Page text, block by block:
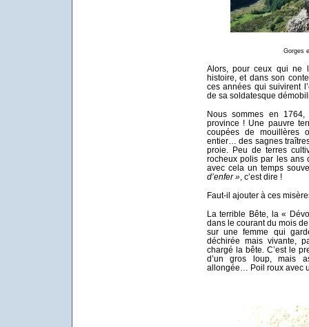
Gorges
Alors, pour ceux qui ne
histoire, et dans son
ces années qui suivirent
de sa soldatesque
Nous sommes en
province ! Une pauvre
coupées de mouillères
entier… des sagnes
proie. Peu de terres
rocheux polis par les ans
avec cela un temps
d’enfer », c’est dire !
Faut-il ajouter à ces
La terrible Bête, la «
dans le courant du mois
sur une femme qui
déchirée mais vivante,
chargé la bête. C’est le
d’un gros loup, mais
allongée… Poil roux avec